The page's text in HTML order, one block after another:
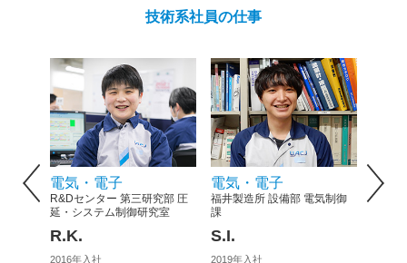
技術系社員の仕事
Previous
電気・電子
R&Dセンター 第三研究部 圧
延・システム制御研究室
R.K.
2016年入社
電気・電子
福井製造所 設備部 電気制御
課
S.I.
2019年入社
機械
押出加